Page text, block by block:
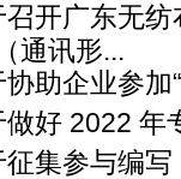
召开广东无
通讯形...
协助企业参加
做好 2022 年
征集参与编